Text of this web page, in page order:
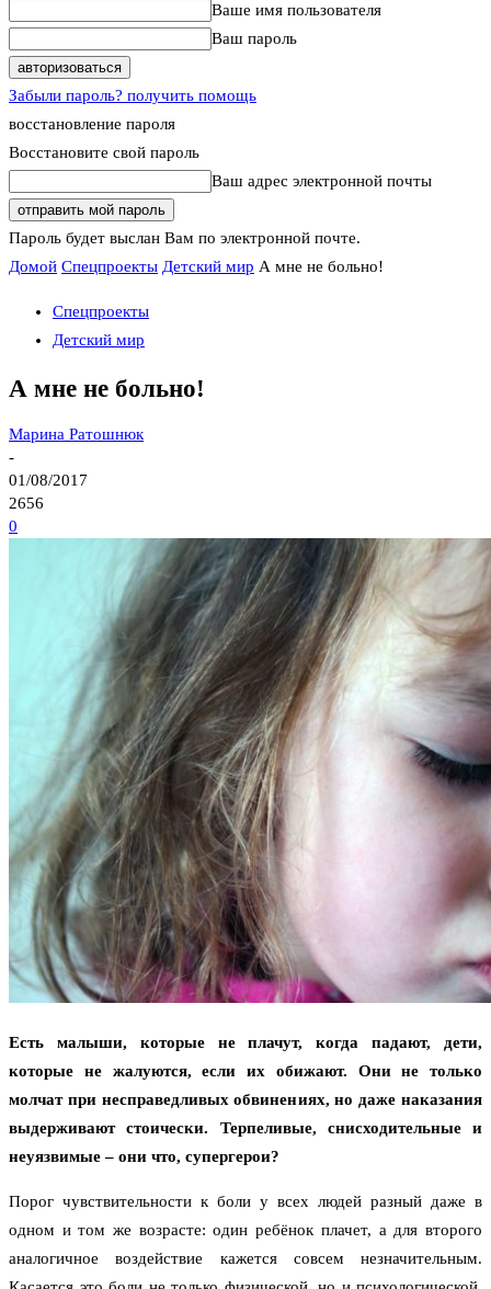
Ваше имя пользователя
Ваш пароль
Забыли пароль? получить помощь
восстановление пароля
Восстановите свой пароль
Ваш адрес электронной почты
Пароль будет выслан Вам по электронной почте.
Домой Спецпроекты Детский мир А мне не больно!
Спецпроекты
Детский мир
А мне не больно!
Марина Ратошнюк
-
01/08/2017
2656
0
Есть малыши, которые не плачут, когда падают, дети,
которые не жалуются, если их обижают. Они не только
молчат при несправедливых обвинениях, но даже наказания
выдерживают стоически. Терпеливые, снисходительные и
неуязвимые – они что, супергерои?
Порог чувствительности к боли у всех людей разный даже в
одном и том же возрасте: один ребёнок плачет, а для второго
аналогичное воздействие кажется совсем незначительным.